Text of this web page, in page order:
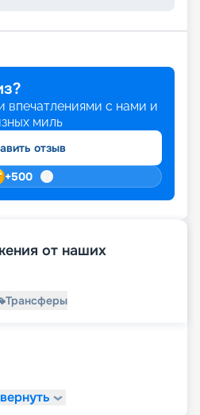
впечатлениями с нами и
миль
отзыв
+500
от наших
Трансферы